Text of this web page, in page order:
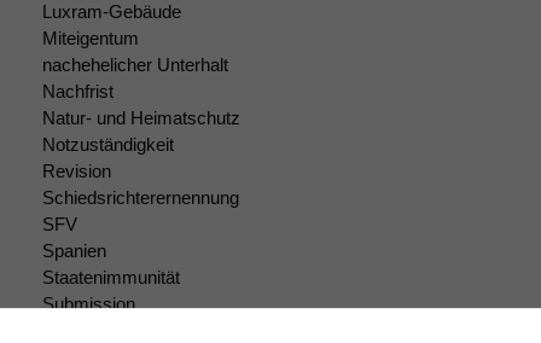
Luxram-Gebäude
Miteigentum
nachehelicher Unterhalt
Nachfrist
Natur- und Heimatschutz
Notzuständigkeit
Revision
Schiedsrichterernennung
SFV
Spanien
Staatenimmunität
Submission
anonyme